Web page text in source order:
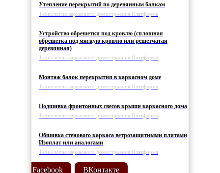
Утепление перекрытий по деревянным балкам
Технология каркасного домостроения Платформа
Устройство обрешетки под кровлю (сплошная
обрешетка под мягкую кровлю или решетчатая
деревянная)
Технология каркасного домостроения Платформа
Монтаж балок перекрытия в каркасном доме
Технология каркасного домостроения Платформа
Подшивка фронтонных свесов крыши каркасного дома
Технология каркасного домостроения Платформа
Обшивка стенового каркаса ветрозащитными плитами
Изоплат или аналогами
Технология каркасного домостроения Платформа
Facebook
ВКонтакте